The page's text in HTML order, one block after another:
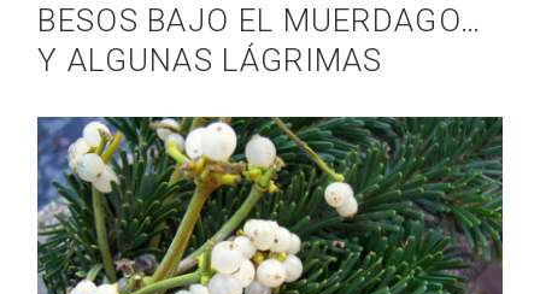
abril 2018
junio 2017
noviembre 2016
octubre 2016
septiembre 2016
agosto 2016
julio 2016
junio 2016
BESOS BAJO EL MUERDAGO…
Y ALGUNAS LÁGRIMAS